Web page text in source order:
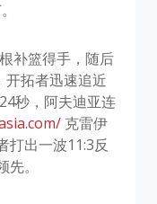
补篮得手，随后
拓者迅速追近
秒，阿夫迪亚连
克雷伊
打出一波11:3反
。